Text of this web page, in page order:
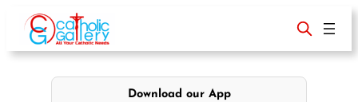
content
Download our App